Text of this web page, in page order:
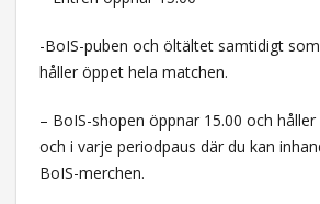
-BoIS-puben och öltältet samtidigt
håller öppet hela matchen.
– BoIS-shopen öppnar 15.00 och
och i varje periodpaus där du kan
BoIS-merchen.